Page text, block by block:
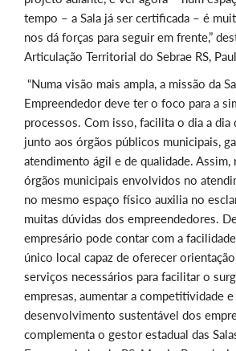
tempo – a Sala já ser certificada – é
nos dá forças para seguir em frente,”
Articulação Territorial do Sebrae RS,
“Numa visão mais ampla, a missão da
Empreendedor deve ter o foco para a
processos. Com isso, facilita o dia a dia
junto aos órgãos públicos municipais,
atendimento ágil e de qualidade.
órgãos municipais envolvidos no
no mesmo espaço físico auxilia no
muitas dúvidas dos empreendedores.
empresário pode contar com a
único local capaz de oferecer
serviços necessários para facilitar o
empresas, aumentar a competitividade
desenvolvimento sustentável dos
complementa o gestor estadual das